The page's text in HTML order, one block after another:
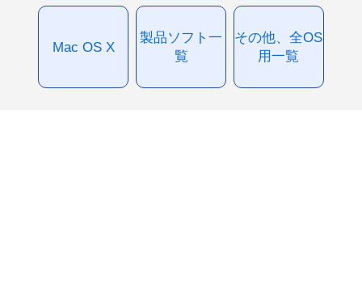
Mac OS X
製品ソフト一
覧
その他、全OS
用一覧